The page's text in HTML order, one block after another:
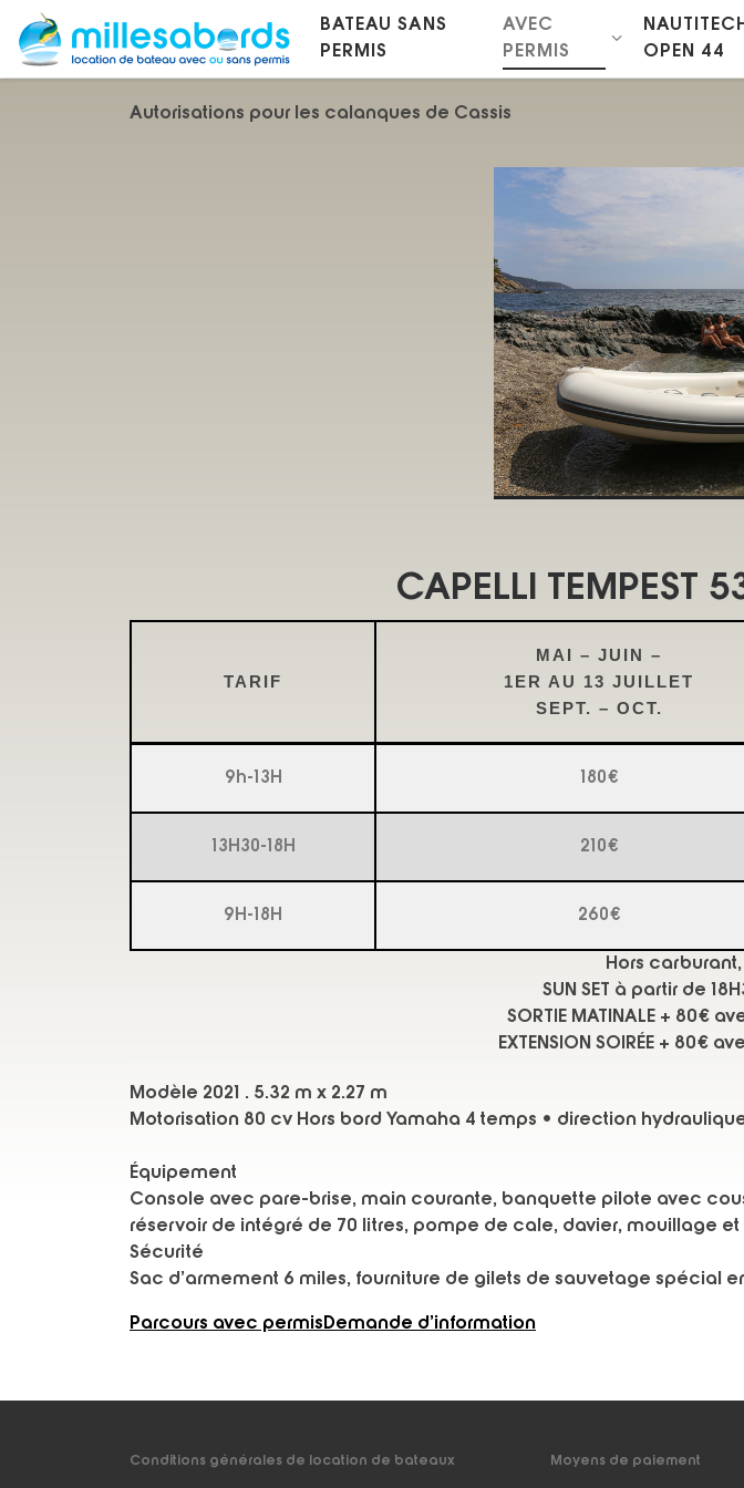
Skip to content
BATEAU SANS
PERMIS
AVEC
PERMIS
NAUTITECH
OPEN 44
Autorisations pour les calanques de Cassis
CAPELLI TEMPEST
TARIF
MAI – JUIN –
1ER AU 13 JUILLET
SEPT. – OCT.
9h-13H 180€
13H30-18H 210€
9H-18H 260€
Hors
SUN SET à partir de
SORTIE MATINALE + 80€
EXTENSION SOIRÉE + 80€
Modèle 2021 . 5.32 m x 2.27 m
Motorisation 80 cv Hors bord Yamaha 4 temps • direction
Équipement
Console avec pare-brise, main courante, banquette pilote avec
réservoir de intégré de 70 litres, pompe de cale, davier, mouillage
Sécurité
Sac d’armement 6 miles, fourniture de gilets de sauvetage spécial
Parcours avec permis Demande d’information
Conditions générales de location de bateaux Moyens de paiement